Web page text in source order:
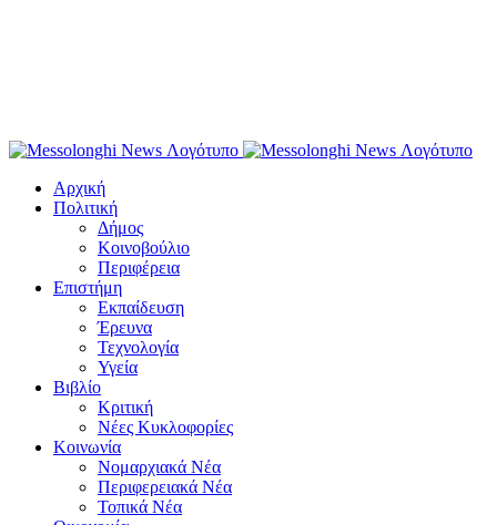
Αρχική
Πολιτική
Δήμος
Κοινοβούλιο
Περιφέρεια
Επιστήμη
Εκπαίδευση
Έρευνα
Τεχνολογία
Υγεία
Βιβλίο
Κριτική
Νέες Κυκλοφορίες
Κοινωνία
Νομαρχιακά Νέα
Περιφερειακά Νέα
Τοπικά Νέα